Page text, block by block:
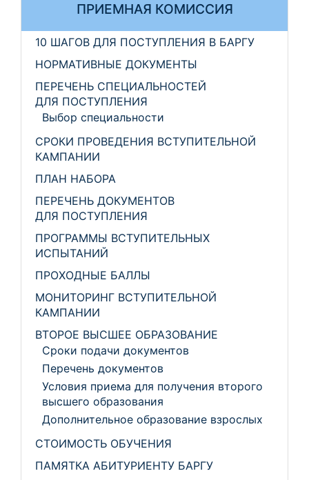
ПРИЕМНАЯ КОМИССИЯ
10 ШАГОВ ДЛЯ ПОСТУПЛЕНИЯ В БАРГУ
НОРМАТИВНЫЕ ДОКУМЕНТЫ
ПЕРЕЧЕНЬ СПЕЦИАЛЬНОСТЕЙ
ДЛЯ ПОСТУПЛЕНИЯ
Выбор специальности
СРОКИ ПРОВЕДЕНИЯ ВСТУПИТЕЛЬНОЙ
КАМПАНИИ
ПЛАН НАБОРА
ПЕРЕЧЕНЬ ДОКУМЕНТОВ
ДЛЯ ПОСТУПЛЕНИЯ
ПРОГРАММЫ ВСТУПИТЕЛЬНЫХ
ИСПЫТАНИЙ
ПРОХОДНЫЕ БАЛЛЫ
МОНИТОРИНГ ВСТУПИТЕЛЬНОЙ
КАМПАНИИ
ВТОРОЕ ВЫСШЕЕ ОБРАЗОВАНИЕ
Сроки подачи документов
Перечень документов
Условия приема для получения второго
высшего образования
Дополнительное образование взрослых
СТОИМОСТЬ ОБУЧЕНИЯ
ПАМЯТКА АБИТУРИЕНТУ БАРГУ